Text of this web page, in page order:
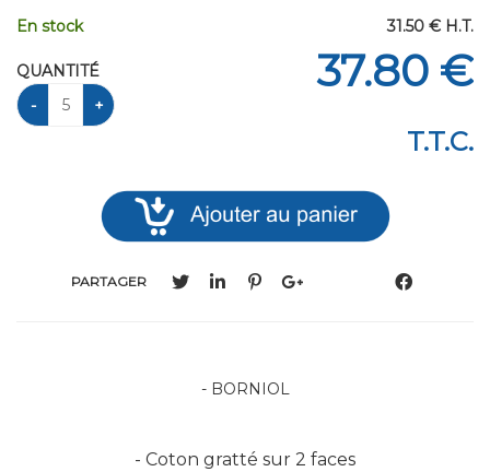
31.50 € H.T.
37.80 €
T.T.C.
En stock
QUANTITÉ
PARTAGER
- BORNIOL
- Coton gratté sur 2 faces